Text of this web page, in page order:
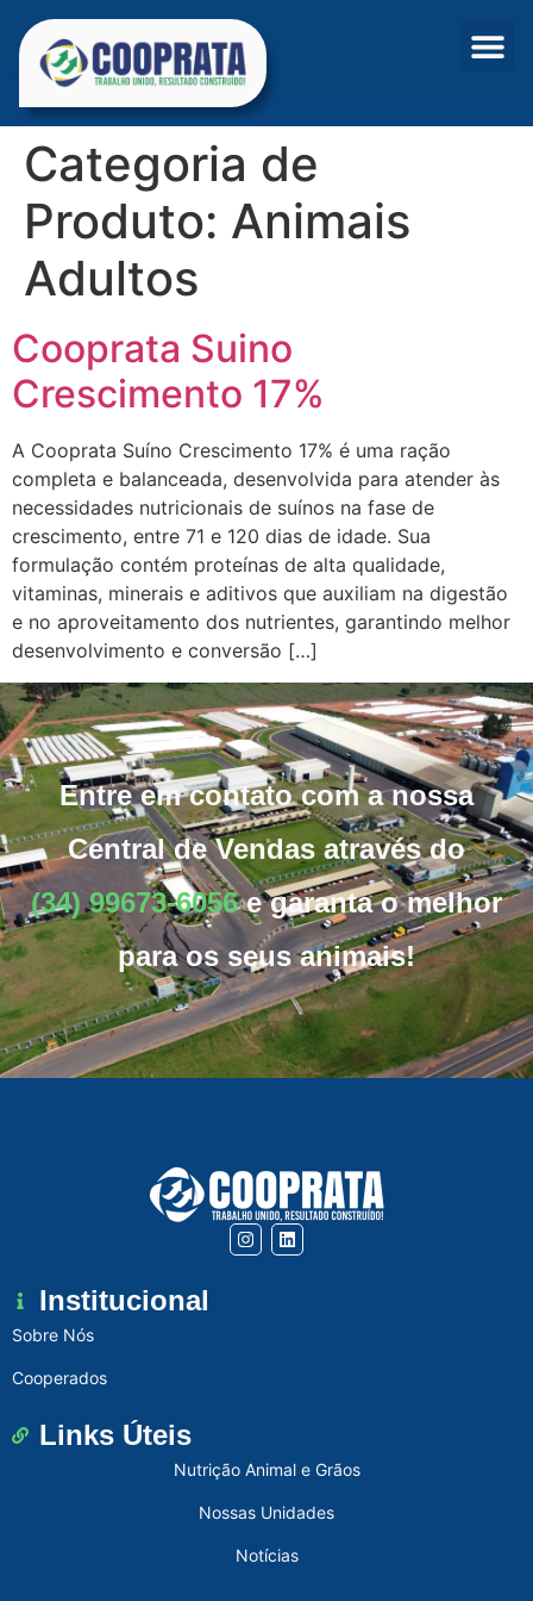
Categoria de
Produto: Animais
Adultos
Cooprata Suino
Crescimento 17%
A Cooprata Suíno Crescimento 17% é uma ração
completa e balanceada, desenvolvida para atender às
necessidades nutricionais de suínos na fase de
crescimento, entre 71 e 120 dias de idade. Sua
formulação contém proteínas de alta qualidade,
vitaminas, minerais e aditivos que auxiliam na digestão
e no aproveitamento dos nutrientes, garantindo melhor
desenvolvimento e conversão […]
Entre em contato com a nossa
Central de Vendas através do
(34) 99673-6056 e garanta o melhor
para os seus animais!
Institucional
Sobre Nós
Cooperados
Links Úteis
Nutrição Animal e Grãos
Nossas Unidades
Notícias